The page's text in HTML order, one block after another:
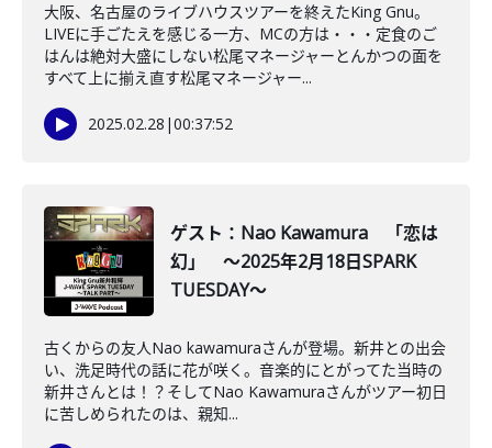
大阪、名古屋のライブハウスツアーを終えたKing Gnu。
LIVEに手ごたえを感じる一方、MCの方は・・・定食のご
はんは絶対大盛にしない松尾マネージャーとんかつの面を
すべて上に揃え直す松尾マネージャー...
2025.02.28 |00:37:52
ゲスト：Nao Kawamura 「恋は
幻」 ～2025年2月18日SPARK
TUESDAY～
古くからの友人Nao kawamuraさんが登場。新井との出会
い、洗足時代の話に花が咲く。音楽的にとがってた当時の
新井さんとは！？そしてNao Kawamuraさんがツアー初日
に苦しめられたのは、親知...